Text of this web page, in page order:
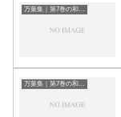
万葉集｜第7巻の和歌一覧
万葉集｜第7巻の和歌一覧